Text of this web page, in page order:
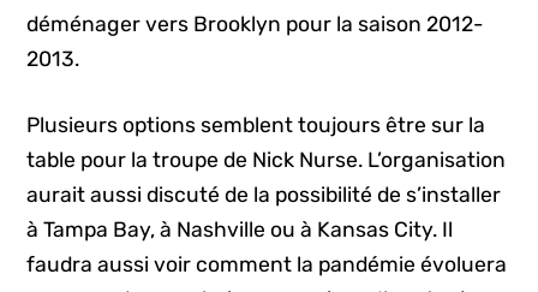
déménager vers Brooklyn pour la saison 2012-
2013.
Plusieurs options semblent toujours être sur la
table pour la troupe de Nick Nurse. L’organisation
aurait aussi discuté de la possibilité de s’installer
à Tampa Bay, à Nashville ou à Kansas City. Il
faudra aussi voir comment la pandémie évoluera